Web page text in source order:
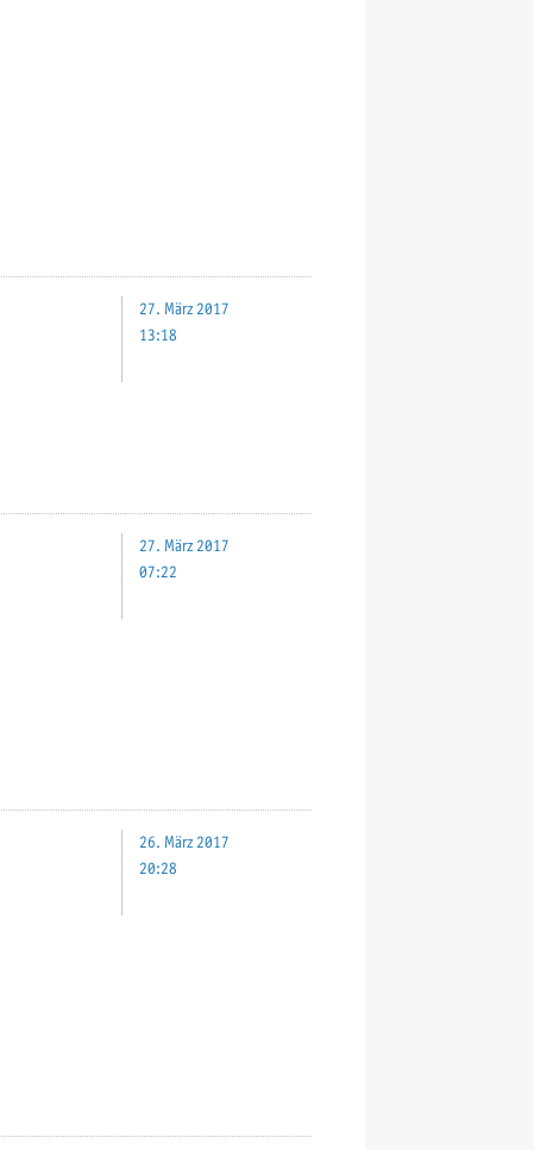
27. März 2017
13:18
27. März 2017
07:22
26. März 2017
20:28